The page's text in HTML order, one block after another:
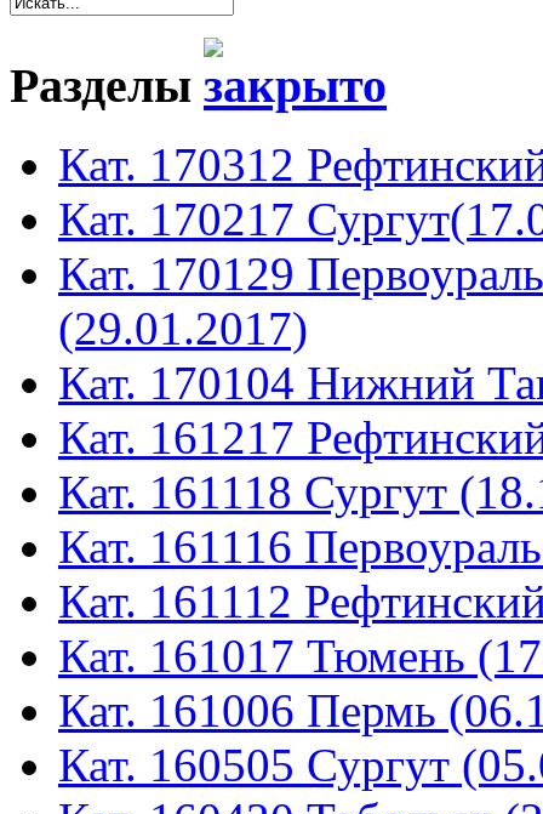
Разделы
Кат. 170312
Кат. 170217
Кат. 170129
(29.01.2017)
Кат. 170104 Нижний
Кат. 161217
Кат. 161118 Сургут
Кат. 161116
Кат. 161112
Кат. 161017 Тюмень
Кат. 161006 Пермь
Кат. 160505 Сургут